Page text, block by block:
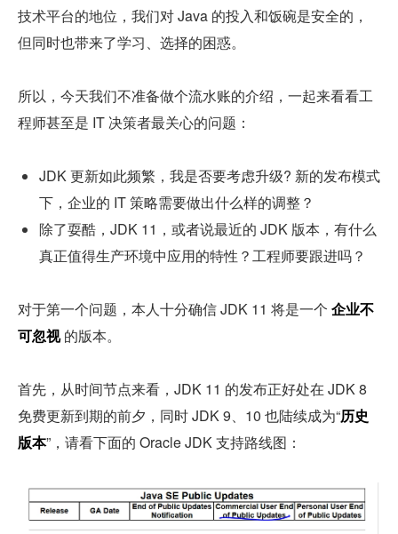
技术平台的地位，我们对 Java 的投入和饭碗是安全的，
但同时也带来了学习、选择的困惑。
所以，今天我们不准备做个流水账的介绍，一起来看看工
程师甚至是 IT 决策者最关心的问题：
JDK 更新如此频繁，我是否要考虑升级? 新的发布模式
下，企业的 IT 策略需要做出什么样的调整？
除了耍酷，JDK 11，或者说最近的 JDK 版本，有什么
真正值得生产环境中应用的特性？工程师要跟进吗？
对于第一个问题，本人十分确信 JDK 11 将是一个 企业不
可忽视 的版本。
首先，从时间节点来看，JDK 11 的发布正好处在 JDK 8
免费更新到期的前夕，同时 JDK 9、10 也陆续成为“历史
版本”，请看下面的 Oracle JDK 支持路线图：